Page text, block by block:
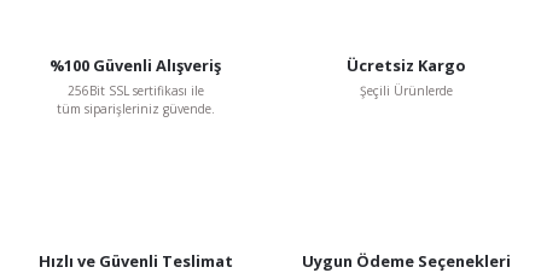
%100 Güvenli Alışveriş
256Bit SSL sertifikası ile
tüm siparişleriniz güvende.
Ücretsiz Kargo
Şeçili Ürünlerde
Hızlı ve Güvenli Teslimat Uygun Ödeme Seçenekleri